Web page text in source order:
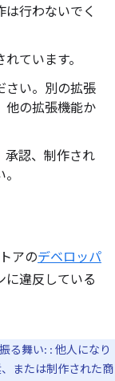
は行わないでく
ています。
さい。別の拡張
他の拡張機能か
承認、制作され
アのデベロッパ
に違反している
る舞い: : 他人になり
または制作された商